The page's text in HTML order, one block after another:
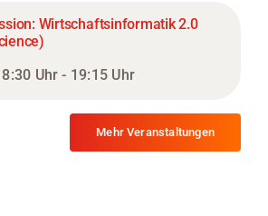
Wirtschaftsinformatik 2.0
Uhr - 19:15 Uhr
Mehr Veranstaltungen